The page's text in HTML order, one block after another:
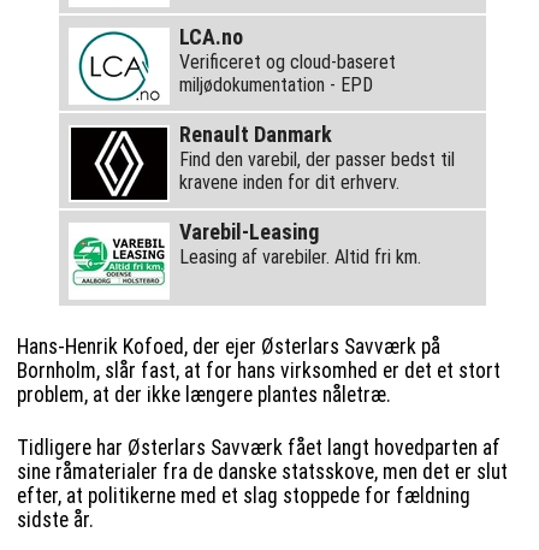
LCA.no
Verificeret og cloud-baseret
miljødokumentation - EPD
Renault Danmark
Find den varebil, der passer bedst til
kravene inden for dit erhverv.
Varebil-Leasing
Leasing af varebiler. Altid fri km.
Hans-Henrik Kofoed, der ejer Østerlars Savværk på
Bornholm, slår fast, at for hans virksomhed er det et stort
problem, at der ikke længere plantes nåletræ.
Tidligere har Østerlars Savværk fået langt hovedparten af
sine råmaterialer fra de danske statsskove, men det er slut
efter, at politikerne med et slag stoppede for fældning
sidste år.